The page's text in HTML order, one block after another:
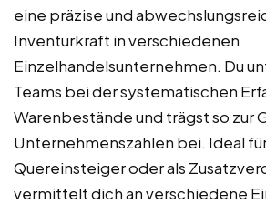
eine präzise und
Inventurkraft in verschiedenen
Einzelhandelsunternehmen. Du
Teams bei der systematischen
Warenbestände und trägst so zur
Unternehmenszahlen bei. Ideal
Quereinsteiger oder als
vermittelt dich an verschiedene